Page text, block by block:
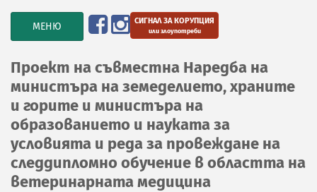
TOGGLE
NAVIGATION
МЕНЮ СИГНАЛ ЗА КОРУПЦИЯ
или злоупотреби
Проект на съвместна Наредба на
министъра на земеделието, храните
и горите и министъра на
образованието и науката за
условията и реда за провеждане на
следдипломно обучение в областта на
ветеринарната медицина